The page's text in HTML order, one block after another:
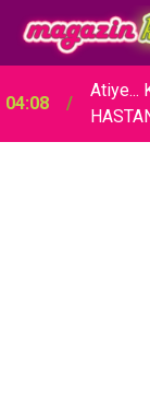
04:08
Atiye...